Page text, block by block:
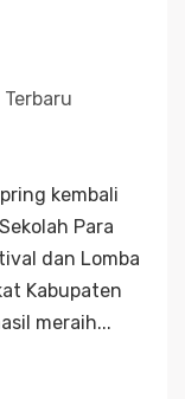
kembali
Para
dan Lomba
Kabupaten
meraih...